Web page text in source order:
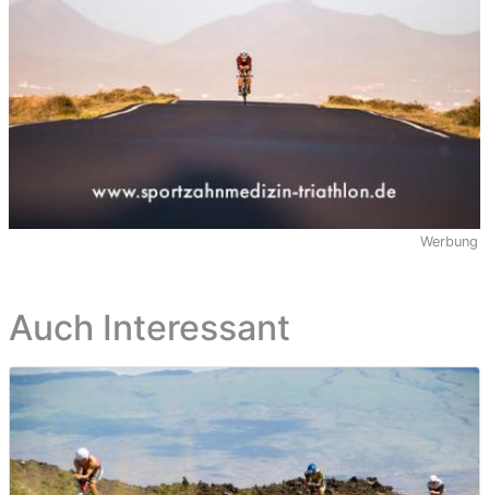
Werbung
Auch Interessant